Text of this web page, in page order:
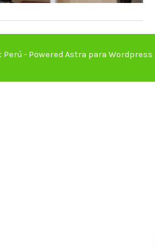
- Powered Astra para Wordpress